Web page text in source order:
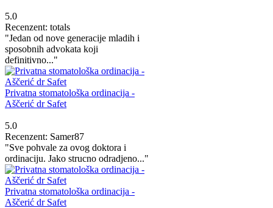
5.0
Recenzent: totals
"Jedan od nove generacije mladih i
sposobnih advokata koji
definitivno..."
Privatna stomatološka ordinacija -
Aščerić dr Safet
5.0
Recenzent: Samer87
"Sve pohvale za ovog doktora i
ordinaciju. Jako strucno odradjeno..."
Privatna stomatološka ordinacija -
Aščerić dr Safet